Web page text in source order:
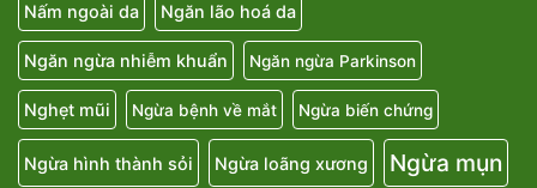
Nấm ngoài da Ngăn lão hoá da
Ngăn ngừa nhiễm khuẩn Ngăn ngừa Parkinson
Nghẹt mũi Ngừa bệnh về mắt Ngừa biến chứng
Ngừa hình thành sỏi Ngừa loãng xương Ngừa mụn